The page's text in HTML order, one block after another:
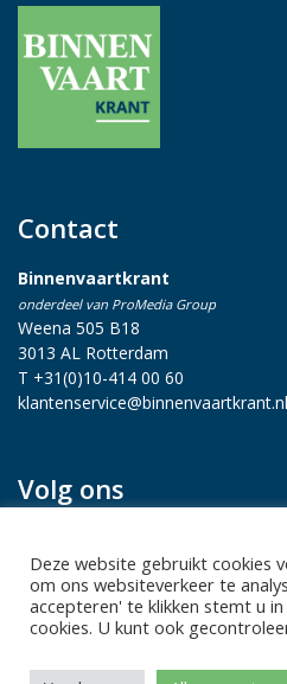
Contact
Binnenvaartkrant
onderdeel van ProMedia Group
Weena 505 B18
3013 AL Rotterdam
T +31(0)10-414 00 60
klantenservice@binnenvaartkrant.nl
Volg ons
Privacy statement | Sitemap |
Deze website gebruikt cookies
om ons websiteverkeer te
accepteren' te klikken stemt u
cookies. U kunt ook